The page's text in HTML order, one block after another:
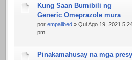
Kung Saan Bumibili ng
Generic Omeprazole mura
por empallbed » Qui Ago 19, 2021
pm
Pinakamahusay na mga